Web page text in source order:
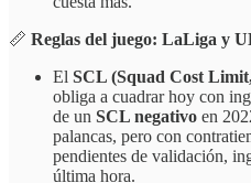
📏 Reglas del juego: LaLiga y
El SCL (Squad Cost
obliga a cuadrar hoy con
de un SCL negativo en
palancas, pero con
pendientes de validación,
última hora.